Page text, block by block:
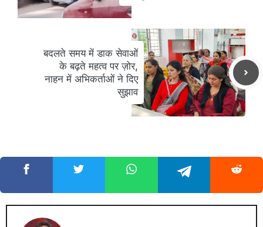
बदलते समय में डाक सेवाओं
के बढ़ते महत्व पर ज़ोर,
नाहन में अभिकर्ताओं ने दिए
सुझाव